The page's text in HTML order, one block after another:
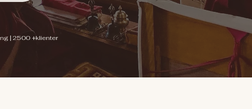
| 2500 +klienter